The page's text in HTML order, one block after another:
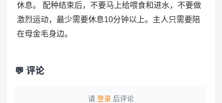
休息。 配种结束后，不要马上给喂食和进水，不要做
激烈运动，最少需要休息10分钟以上。主人只需要陪
在母金毛身边。
💬 评论
请 登录 后评论